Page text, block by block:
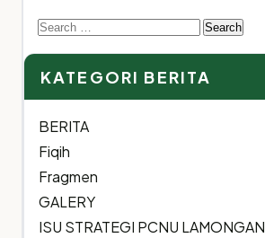
Search
for:
KATEGORI BERITA
BERITA
Fiqih
Fragmen
GALERY
ISU STRATEGI PCNU LAMONGAN